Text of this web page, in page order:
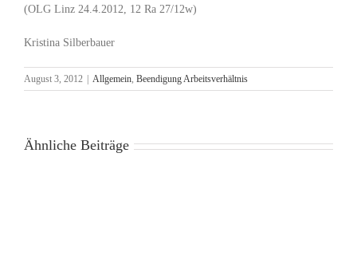
(OLG Linz 24.4.2012, 12 Ra 27/12w)
Kristina Silberbauer
August 3, 2012 Allgemein, Beendigung Arbeitsverhältnis
Ähnliche Beiträge